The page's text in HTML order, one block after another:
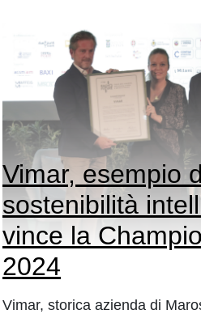
Vimar, esempio
sostenibilità
vince la
2024
Vimar, storica azienda di